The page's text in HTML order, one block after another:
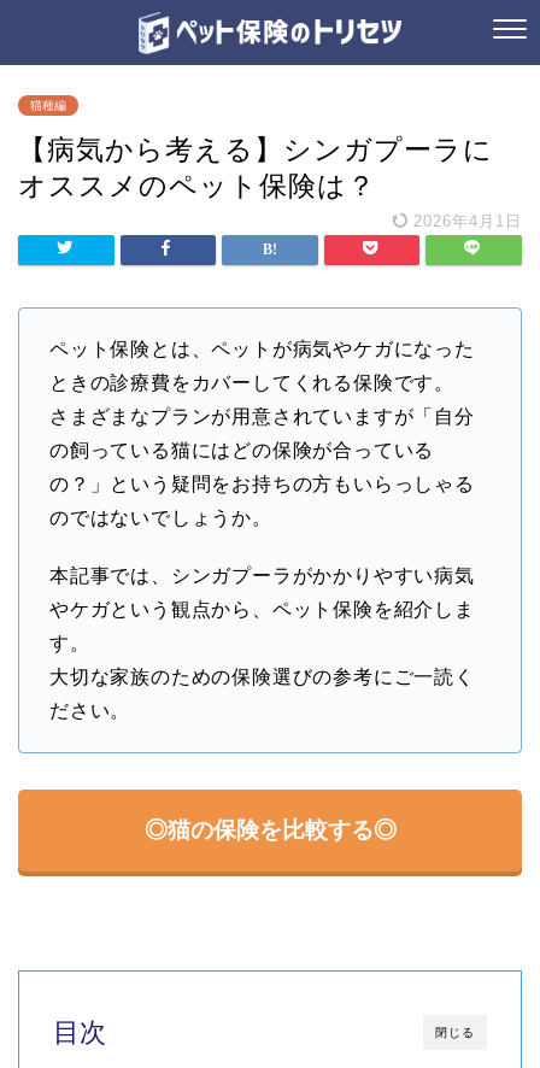
猫種編
【病気から考える】シンガプーラに
オススメのペット保険は？
2026年4月1日
ペット保険とは、ペットが病気やケガになった
ときの診療費をカバーしてくれる保険です。
さまざまなプランが用意されていますが「自分
の飼っている猫にはどの保険が合っている
の？」という疑問をお持ちの方もいらっしゃる
のではないでしょうか。
本記事では、シンガプーラがかかりやすい病気
やケガという観点から、ペット保険を紹介しま
す。
大切な家族のための保険選びの参考にご一読く
ださい。
◎猫の保険を比較する◎
閉じる
目次